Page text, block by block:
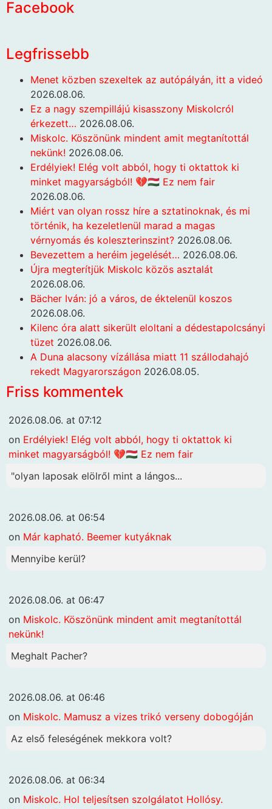
Facebook
Legfrissebb
Menet közben szexeltek az autópályán, itt a videó
2026.08.06.
Ez a nagy szempillájú kisasszony Miskolcról
érkezett… 2026.08.06.
Miskolc. Köszönünk mindent amit megtanítottál
nekünk! 2026.08.06.
Erdélyiek! Elég volt abból, hogy ti oktattok ki
minket magyarságból! 💔🇭🇺 Ez nem fair
2026.08.06.
Miért van olyan rossz híre a sztatinoknak, és mi
történik, ha kezeletlenül marad a magas
vérnyomás és koleszterinszint? 2026.08.06.
Bevezettem a heréim jegelését… 2026.08.06.
Újra megterítjük Miskolc közös asztalát
2026.08.06.
Bächer Iván: jó a város, de éktelenül koszos
2026.08.06.
Kilenc óra alatt sikerült eloltani a dédestapolcsányi
tüzet 2026.08.06.
A Duna alacsony vízállása miatt 11 szállodahajó
rekedt Magyarországon 2026.08.05.
Friss kommentek
2026.08.06. at 07:12
on Erdélyiek! Elég volt abból, hogy ti oktattok ki
minket magyarságból! 💔🇭🇺 Ez nem fair
"olyan laposak elölről mint a lángos...
2026.08.06. at 06:54
on Már kapható. Beemer kutyáknak
Mennyibe kerül?
2026.08.06. at 06:47
on Miskolc. Köszönünk mindent amit megtanítottál
nekünk!
Meghalt Pacher?
2026.08.06. at 06:46
on Miskolc. Mamusz a vizes trikó verseny dobogóján
Az első feleségének mekkora volt?
2026.08.06. at 06:34
on Miskolc. Hol teljesítsen szolgálatot Hollósy.